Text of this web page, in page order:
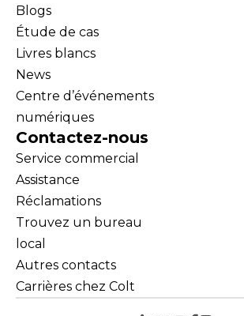
Blogs
Étude de cas
Livres blancs
News
Centre d’événements
numériques
Contactez-nous
Service commercial
Assistance
Réclamations
Trouvez un bureau
local
Autres contacts
Carrières chez Colt